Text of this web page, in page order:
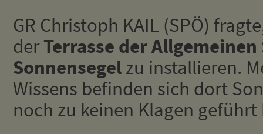
GR Christoph KAIL (SPÖ)
derTerrasse der
Sonnensegelzu installieren.
Wissens befinden sich dort
noch zu keinen Klagen geführt